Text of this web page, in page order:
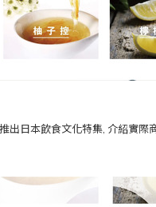
出日本飲食文化特集, 介紹實